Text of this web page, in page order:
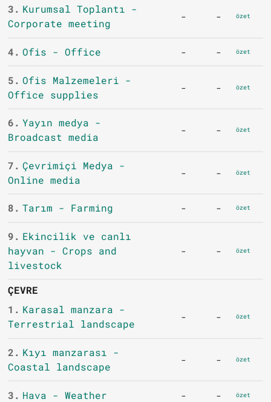
3. Kurumsal Toplantı -
Corporate meeting
- - özet
4. Ofis - Office - - özet
5. Ofis Malzemeleri -
Office supplies
- - özet
6. Yayın medya -
Broadcast media
- - özet
7. Çevrimiçi Medya -
Online media
- - özet
8. Tarım - Farming - - özet
9. Ekincilik ve canlı
hayvan - Crops and
livestock
- - özet
ÇEVRE
1. Karasal manzara -
Terrestrial landscape
- - özet
2. Kıyı manzarası -
Coastal landscape
- - özet
3. Hava - Weather - - özet